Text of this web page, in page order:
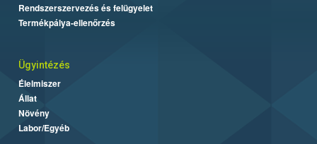
Rendszerszervezés és felügyelet
Termékpálya-ellenőrzés
Ügyintézés
Élelmiszer
Állat
Növény
Labor/Egyéb